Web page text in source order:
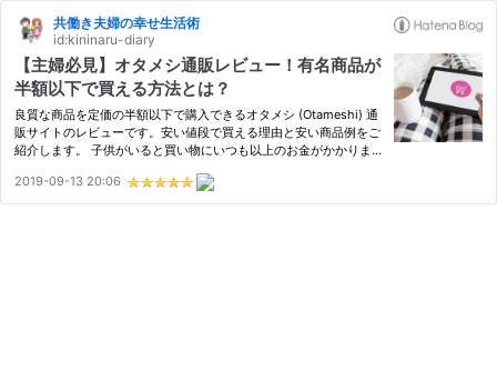
共働き夫婦の幸せ生活術
id:kininaru-diary
【主婦必見】オタメシ通販レビュー！有名商品が
半額以下で買える方法とは？
良質な商品を定価の半額以下で購入できるオタメシ (Otameshi) 通
販サイトのレビューです。安い値段で買える理由と安い商品例をご
紹介します。 子供がいると買い物にいつも以上のお金がかかりま
品を安い値段で購入するためとはいえ、相当な労力を消費します。
…
2019-09-13 20:06